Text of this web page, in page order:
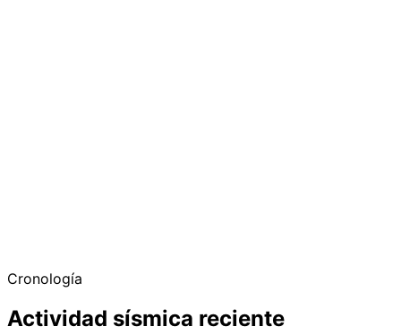
Cronología
Actividad sísmica reciente